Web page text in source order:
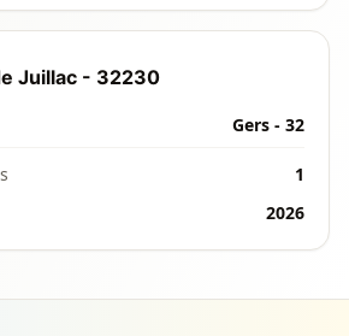
Juillac - 32230
Gers - 32
1
2026